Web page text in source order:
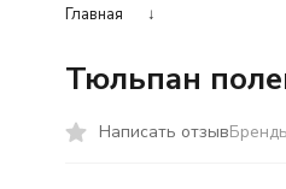
Главная ↓
Тюльпан
Написать отзыв